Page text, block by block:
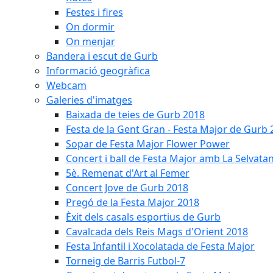
Festes i fires
On dormir
On menjar
Bandera i escut de Gurb
Informació geogràfica
Webcam
Galeries d'imatges
Baixada de teies de Gurb 2018
Festa de la Gent Gran - Festa Major de Gurb
Sopar de Festa Major Flower Power
Concert i ball de Festa Major amb La
5è. Remenat d'Art al Femer
Concert Jove de Gurb 2018
Pregó de la Festa Major 2018
Èxit dels casals esportius de Gurb
Cavalcada dels Reis Mags d'Orient 2018
Festa Infantil i Xocolatada de Festa Major
Torneig de Barris Futbol-7